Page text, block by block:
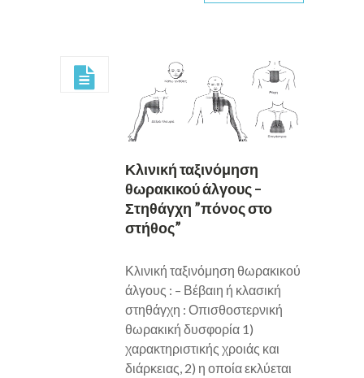
Κλινική ταξινόμηση
θωρακικού άλγους –
Στηθάγχη ”πόνος στο
στήθος”
Κλινική ταξινόμηση θωρακικού
άλγους : – Βέβαιη ή κλασική
στηθάγχη : Οπισθοστερνική
θωρακική δυσφορία 1)
χαρακτηριστικής χροιάς και
διάρκειας, 2) η οποία εκλύεται